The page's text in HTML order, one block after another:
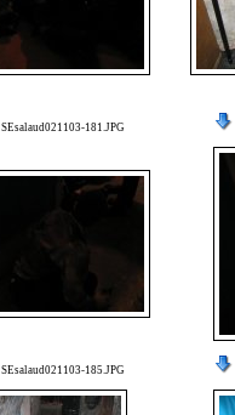
SEsalaud021103-181.JPG
SEsalaud021103-185.JPG